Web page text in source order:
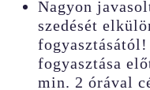
Nagyon
szedését
fogyasztása
min. 2 órával